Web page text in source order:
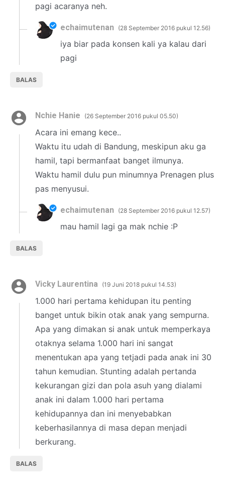
pagi acaranya neh.
BALAS
echaimutenan 28 September 2016 pukul 12.56
iya biar pada konsen kali ya kalau dari
pagi
Nchie Hanie 26 September 2016 pukul 05.50
Acara ini emang kece..
Waktu itu udah di Bandung, meskipun aku ga
hamil, tapi bermanfaat banget ilmunya.
Waktu hamil dulu pun minumnya Prenagen plus
pas menyusui.
BALAS
echaimutenan 28 September 2016 pukul 12.57
mau hamil lagi ga mak nchie :P
Vicky Laurentina 19 Juni 2018 pukul 14.53
1.000 hari pertama kehidupan itu penting
banget untuk bikin otak anak yang sempurna.
Apa yang dimakan si anak untuk memperkaya
otaknya selama 1.000 hari ini sangat
menentukan apa yang tetjadi pada anak ini 30
tahun kemudian. Stunting adalah pertanda
kekurangan gizi dan pola asuh yang dialami
anak ini dalam 1.000 hari pertama
kehidupannya dan ini menyebabkan
keberhasilannya di masa depan menjadi
berkurang.
BALAS